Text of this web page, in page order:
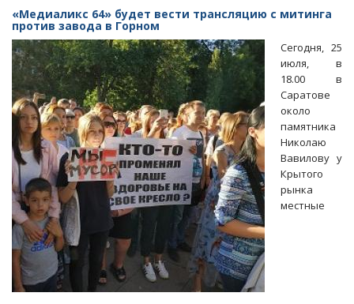
Пицунова:
Госэкспертизу
завода
в
Горном
проводить
не
будут
«Медиаликс 64» будет вести трансляцию с митинга
против завода в Горном
Сегодня, 25
июля, в
18.00 в
Саратове
около
памятника
Николаю
Вавилову у
Крытого
рынка
местные